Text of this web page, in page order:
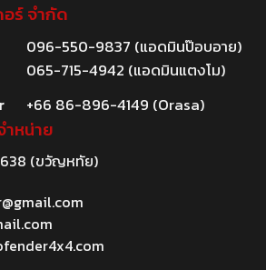
อร์ จำกัด
096-550-9837 (แอดมินป๊อบอาย)
065-715-4942 (แอดมินแตงโม)
+66 86-896-4149 (Orasa)
ำหน่าย
(ขวัญหทัย)